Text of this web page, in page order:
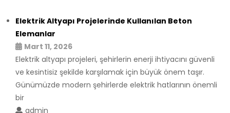
Elektrik Altyapı Projelerinde Kullanılan Beton
Elemanlar
Mart 11, 2026
Elektrik altyapı projeleri, şehirlerin enerji ihtiyacını güvenli
ve kesintisiz şekilde karşılamak için büyük önem taşır.
Günümüzde modern şehirlerde elektrik hatlarının önemli
bir
admin